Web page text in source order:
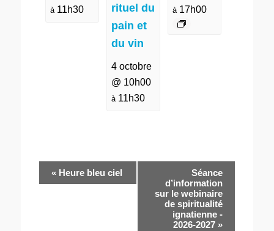
à 11h30
rituel du
pain et
du vin
4 octobre
@ 10h00
à 11h30
à 17h00
Navigation
Évènement
« Heure bleu ciel
Séance
d’information
sur le webinaire
de spiritualité
ignatienne -
2026-2027 »